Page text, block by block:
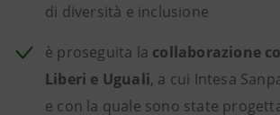
di diversità e inclusione
è proseguita la collaborazione
Liberi e Uguali, a cui Intesa
e con la quale sono state